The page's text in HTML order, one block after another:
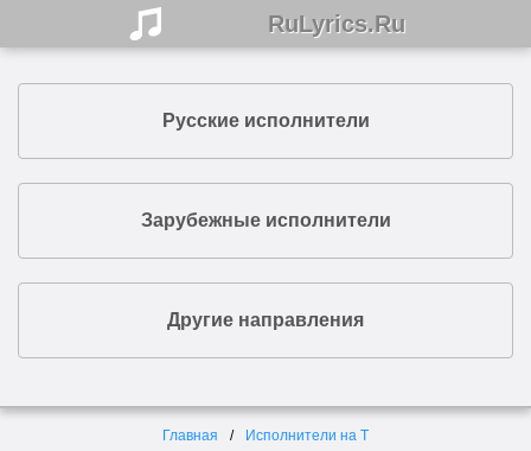
RuLyrics.Ru
Русские исполнители
Зарубежные исполнители
Другие направления
Главная Исполнители на Т